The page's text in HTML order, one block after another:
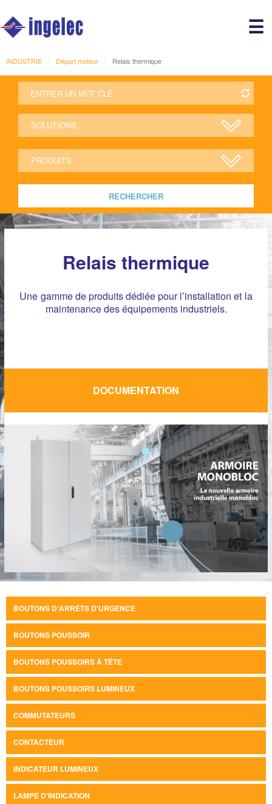
☰
INDUSTRIE Départ moteur Relais thermique
RECHERCHER
Relais thermique
Une gamme de produits dédiée pour l’installation et la
maintenance des équipements industriels.
DOCUMENTATION
BOUTONS D'ARRÊTS D'URGENCE
BOUTONS POUSSOIR
BOUTONS POUSSOIRS À TÊTE
BOUTONS POUSSOIRS LUMINEUX
COMMUTATEURS
CONTACTEUR
INDICATEUR LUMINEUX
LAMPE D'INDICATION